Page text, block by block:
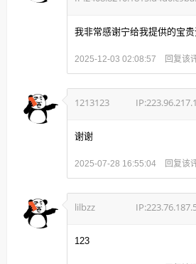
我非常感谢宁给我提供的宝贵
2025-12-03 02:08:57 回复该
1213123
谢谢
2025-07-28 16:55:04 回复该
lilbzz
123